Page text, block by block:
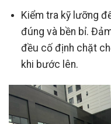
Kiểm tra kỹ lưỡng
đúng và bền bỉ.
đều cố định chặt
khi bước lên.